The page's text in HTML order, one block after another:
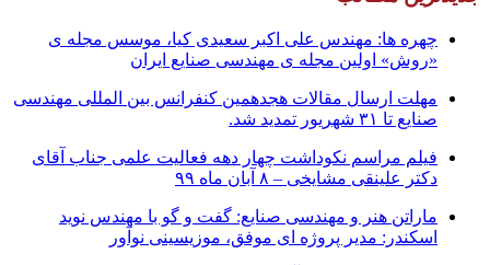
چهره ها: مهندس علی اکبر سعیدی کیا، موسس مجله ی
«روش» اولین مجله ی مهندسی صنایع ایران
مهلت ارسال مقالات هجدهمین کنفرانس بین المللی مهندسی
صنایع تا ۳۱ شهریور تمدید شد.
فیلم مراسم نکوداشت چهار دهه فعالیت علمی جناب آقای
دکتر علینقی مشایخی – ۸ آبان ماه ۹۹
ماراتن هنر و مهندسی صنایع: گفت و گو با مهندس نوید
اسکندر: مدیر پروژه ای موفق، موزیسینی نوآور